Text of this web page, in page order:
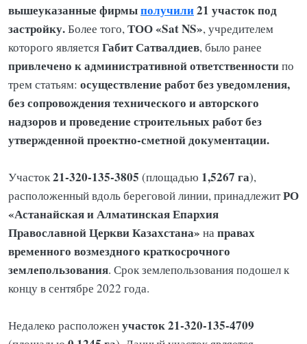
вышеуказанные фирмыполучили21 участок под
застройку.Более того, ТОО «Sat NS», учредителем
которого являетсяГабит Сатвалдиев, было ранее
привлечено к административной ответственностипо
трем статьям: осуществление работ без уведомления,
без сопровождения технического и авторского
надзоров и проведение строительных работ без
утвержденной проектно-сметной документации.
Участок21-320-135-3805 (площадью 1,5267 га),
расположенный вдоль береговой линии, принадлежитРО
«Астанайская и Алматинская Епархия
Православной Церкви Казахстана» на правах
временного возмездного краткосрочного
землепользования. Срок землепользования подошел к
концу в сентябре 2022 года.
Недалеко расположенучасток 21-320-135-4709